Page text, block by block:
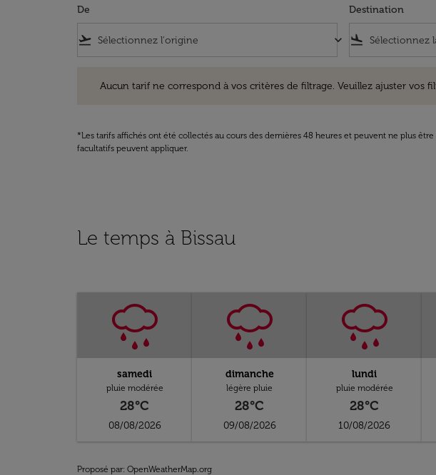
De
flight_takeoff keyboard_arrow_down
Destination
flight_land
Aucun tarif ne correspond à vos critères de filtrage. Veuillez ajuster vos
*Les tarifs affichés ont été collectés au cours des dernières 48 heures et peuvent ne plus
facultatifs peuvent appliquer.
Le temps à Bissau
samedi
pluie modérée
28°C
08/08/2026
dimanche
légère pluie
28°C
09/08/2026
lundi
pluie modérée
28°C
10/08/2026
Proposé par: OpenWeatherMap.org